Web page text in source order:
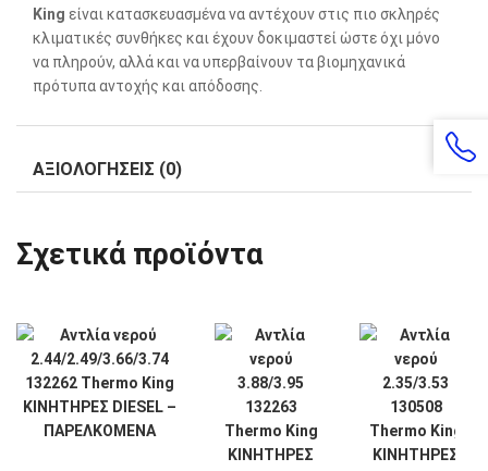
King είναι κατασκευασμένα να αντέχουν στις πιο σκληρές
κλιματικές συνθήκες και έχουν δοκιμαστεί ώστε όχι μόνο
να πληρούν, αλλά και να υπερβαίνουν τα βιομηχανικά
πρότυπα αντοχής και απόδοσης.
ΑΞΙΟΛΟΓΉΣΕΙΣ (0)
Σχετικά προϊόντα